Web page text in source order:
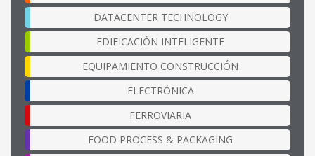
DATACENTER TECHNOLOGY
EDIFICACIÓN INTELIGENTE
EQUIPAMIENTO CONSTRUCCIÓN
ELECTRÓNICA
FERROVIARIA
FOOD PROCESS & PACKAGING